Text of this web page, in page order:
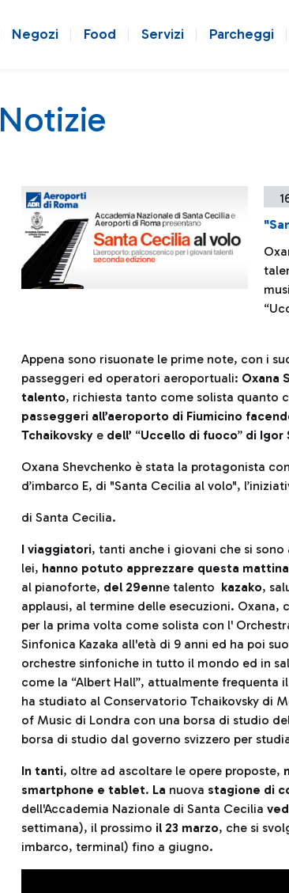
Negozi Food Servizi Parcheggi
Notizie
Appena sono risuonate le prime note, con i
passeggeri ed operatori aeroportuali: Oxana
talento, richiesta tanto come solista quanto
passeggeri all’aeroporto di Fiumicino
Tchaikovsky e dell’ “Uccello di fuoco” di Igor
Oxana Shevchenko è stata la protagonista
d’imbarco E, di "Santa Cecilia al volo",
di Santa Cecilia.
I viaggiatori, tanti anche i giovani che si sono
lei, hanno potuto apprezzare questa
al pianoforte, del 29enne talento kazako,
applausi, al termine delle esecuzioni. Oxana,
per la prima volta come solista con l'
Sinfonica Kazaka all'età di 9 anni ed ha poi
orchestre sinfoniche in tutto il mondo ed in
come la “Albert Hall”, attualmente frequenta
ha studiato al Conservatorio Tchaikovsky di
of Music di Londra con una borsa di studio
borsa di studio dal governo svizzero per
In tanti, oltre ad ascoltare le opere proposte,
smartphone e tablet. La nuova stagione di
dell'Accademia Nazionale di Santa Cecilia
settimana), il prossimo il 23 marzo, che si
imbarco, terminal) fino a giugno.